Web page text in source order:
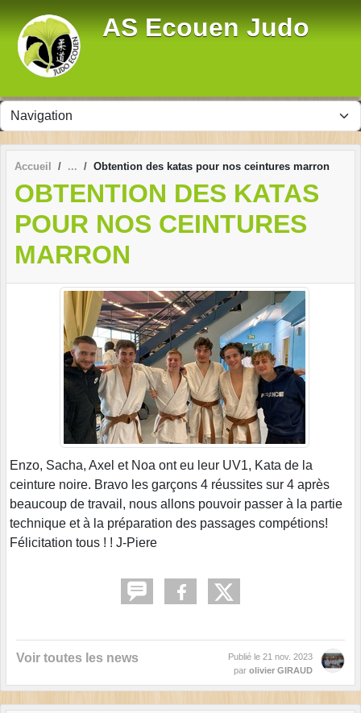
AS Ecouen Judo
Accueil Obtention des katas pour nos ceintures marron
OBTENTION DES KATAS
POUR NOS CEINTURES
MARRON
Enzo, Sacha, Axel et Noa ont eu leur UV1, Kata de la
ceinture noire. Bravo les garçons 4 réussites sur 4 après
beaucoup de travail, nous allons pouvoir passer à la partie
technique et à la préparation des passages compétions!
Félicitation tous ! ! J-Piere
Voir toutes les news Publié le 21 nov. 2023
par olivier GIRAUD